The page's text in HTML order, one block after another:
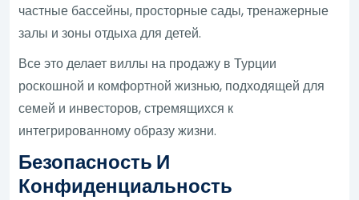
частные бассейны, просторные сады, тренажерные
залы и зоны отдыха для детей.
Все это делает виллы на продажу в Турции
роскошной и комфортной жизнью, подходящей для
семей и инвесторов, стремящихся к
интегрированному образу жизни.
Безопасность И
Конфиденциальность